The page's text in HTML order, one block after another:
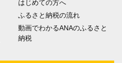
はじめての方へ
ふるさと納税の流れ
動画でわかるANAのふるさと
納税